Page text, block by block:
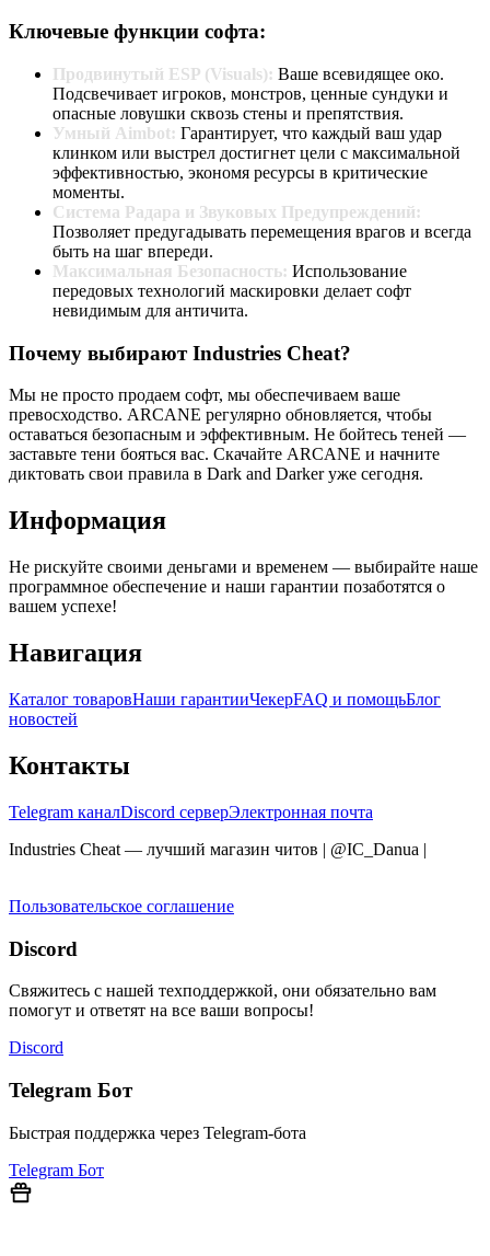
Ключевые функции софта:
Продвинутый ESP (Visuals): Ваше всевидящее око.
Подсвечивает игроков, монстров, ценные сундуки и
опасные ловушки сквозь стены и препятствия.
Умный Aimbot: Гарантирует, что каждый ваш удар
клинком или выстрел достигнет цели с максимальной
эффективностью, экономя ресурсы в критические
моменты.
Система Радара и Звуковых Предупреждений:
Позволяет предугадывать перемещения врагов и всегда
быть на шаг впереди.
Максимальная Безопасность: Использование
передовых технологий маскировки делает софт
невидимым для античита.
Почему выбирают Industries Cheat?
Мы не просто продаем софт, мы обеспечиваем ваше
превосходство. ARCANE регулярно обновляется, чтобы
оставаться безопасным и эффективным. Не бойтесь теней —
заставьте тени бояться вас. Скачайте ARCANE и начните
диктовать свои правила в Dark and Darker уже сегодня.
Информация
Не рискуйте своими деньгами и временем — выбирайте наше
программное обеспечение и наши гарантии позаботятся о
вашем успехе!
Навигация
Каталог товаровНаши гарантииЧекерFAQ и помощьБлог
новостей
Контакты
Telegram каналDiscord серверЭлектронная почта
Industries Cheat — лучший магазин читов | @IC_Danua |
Пользовательское соглашение
Discord
Свяжитесь с нашей техподдержкой, они обязательно вам
помогут и ответят на все ваши вопросы!
Discord
Telegram Бот
Быстрая поддержка через Telegram-бота
Telegram Бот